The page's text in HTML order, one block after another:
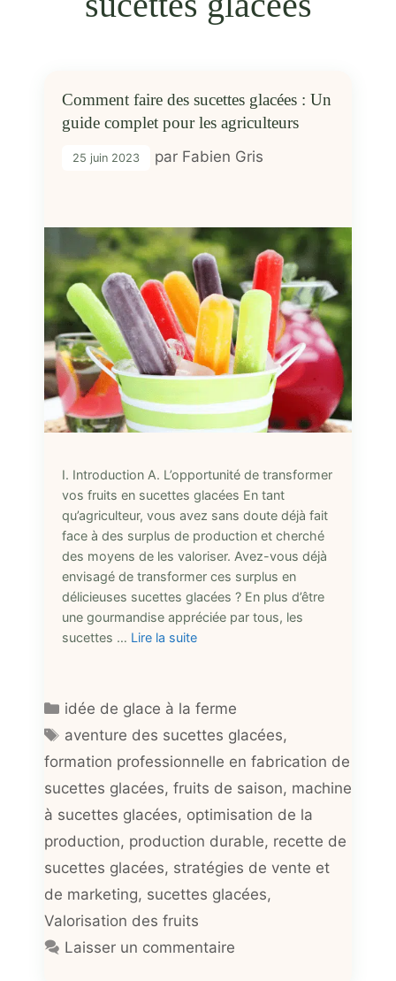
Comment faire des sucettes glacées : Un
guide complet pour les agriculteurs
25 juin 2023 par Fabien Gris
I. Introduction A. L’opportunité de transformer
vos fruits en sucettes glacées En tant
qu’agriculteur, vous avez sans doute déjà fait
face à des surplus de production et cherché
des moyens de les valoriser. Avez-vous déjà
envisagé de transformer ces surplus en
délicieuses sucettes glacées ? En plus d’être
une gourmandise appréciée par tous, les
sucettes … Lire la suite
Catégories
idée de glace à la ferme
Étiquettes
aventure des sucettes glacées,
formation professionnelle en fabrication de
sucettes glacées, fruits de saison, machine
à sucettes glacées, optimisation de la
production, production durable, recette de
sucettes glacées, stratégies de vente et
de marketing, sucettes glacées,
Valorisation des fruits
Laisser un commentaire